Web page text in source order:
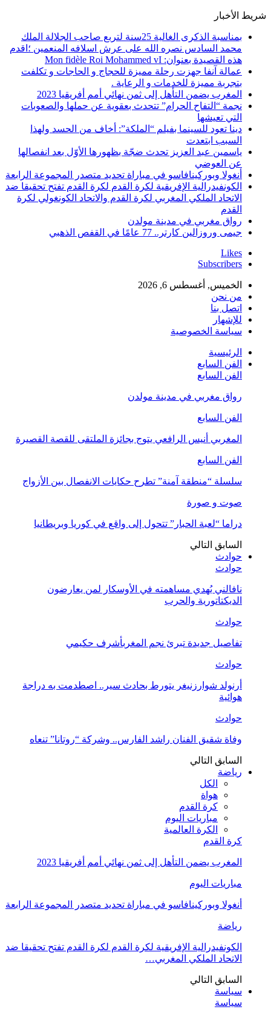
شريط الأخبار
بمناسبة الذكرى الغالية 25سنة لتربع صاحب الجلالة الملك
محمد السادس نصره الله على عرش اسلافه المنعمين ؛اقدم
هذه القصيدة بعنوان: Mon fidèle Roi Mohammed vI
عمالة آنفا جهزت رحلة مميزة للحجاج و الحاجات و تكلفت
بتجربة مميزة للخدمات و الرعاية .
المغرب يضمن التأهل إلى ثمن نهائي أمم أفريقيا 2023
نجمة “التفاح الحرام” تتحدث بعقوية عن حملها والصعوبات
التي تعيشها
دينا تعود للسينما بفيلم “الملكة”: أخاف من الحسد ولهذا
السبب ابتعدت
ياسمين عبد العزيز تحدث ضجّة بظهورها الأوّل بعد انفصالها
عن العوضي
أنغولا وبوركينافاسو في مباراة تحديد متصدر المجموعة الرابعة
الكونفيدرالية الإفريقية لكرة القدم لكرة القدم تفتح تحقيقا ضد
الاتحاد الملكي المغربي لكرة القدم والاتحاد الكونغولي لكرة
القدم
رواق مغربي في مدينة مولدن
جيمى وروزالين كارتر.. 77 عامًا في القفص الذهبي
Likes
Subscribers
الخميس, أغسطس 6, 2026
من نحن
اتصل بنا
للإشهار
سياسة الخصوصية
الرئيسية
الفن السابع
الفن السابع
رواق مغربي في مدينة مولدن
الفن السابع
المغربي أنيس الرافعي يتوج بجائزة الملتقى للقصة القصيرة
الفن السابع
سلسلة “منطقة آمنة” تطرح حكايات الانفصال بين الأزواج
صوت و صورة
دراما “لعبة الحبار” تتحول إلى واقع في كوريا وبريطانيا
السابق التالي
حوادث
حوادث
نافالني يُهدي مساهمته في الأوسكار لمن يعارضون
الديكتاتورية والحرب
حوادث
تفاصيل جديدة تبرئ نجم المغربأشرف حكيمي
حوادث
أرنولد شوارزنيغر يتورط بحادث سير.. اصطدمت به دراجة
هوائية
حوادث
وفاة شقيق الفنان راشد الفارس.. وشركة “روتانا” تنعاه
السابق التالي
رياضة
الكل
هواة
كرة القدم
مباريات اليوم
الكرة العالمية
كرة القدم
المغرب يضمن التأهل إلى ثمن نهائي أمم أفريقيا 2023
مباريات اليوم
أنغولا وبوركينافاسو في مباراة تحديد متصدر المجموعة الرابعة
رياضة
الكونفيدرالية الإفريقية لكرة القدم لكرة القدم تفتح تحقيقا ضد
الاتحاد الملكي المغربي…
السابق التالي
سياسة
سياسة